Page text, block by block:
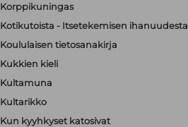
Korppikuningas
Kotikutoista - Itsetekemisen ihanuudesta
Koululaisen tietosanakirja
Kukkien kieli
Kultamuna
Kultarikko
Kun kyyhkyset katosivat